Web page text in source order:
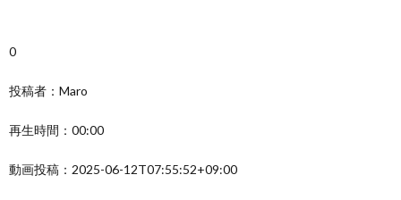
0
投稿者：Maro
再生時間：00:00
動画投稿：2025-06-12T07:55:52+09:00